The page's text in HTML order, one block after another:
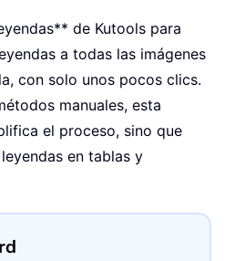
de Kutools para
a todas las imágenes
con solo unos pocos clics.
manuales, esta
el proceso, sino que
en tablas y